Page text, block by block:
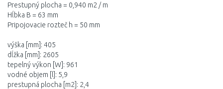
Prestupný plocha = 0,940 m2 / m
Hĺbka B = 63 mm
Pripojovacie rozteč h = 50 mm
výška [mm]: 405
dĺžka [mm]: 2605
tepelný výkon [W]: 961
vodné objem [l]: 5,9
prestupná plocha [m2]: 2,4